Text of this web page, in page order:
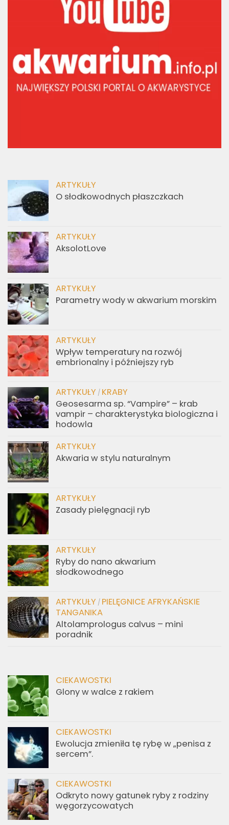
ARTYKUŁY
O słodkowodnych płaszczkach
ARTYKUŁY
AksolotLove
ARTYKUŁY
Parametry wody w akwarium morskim
ARTYKUŁY
Wpływ temperatury na rozwój
embrionalny i późniejszy ryb
ARTYKUŁY / KRABY
Geosesarma sp. “Vampire” – krab
vampir – charakterystyka biologiczna i
hodowla
ARTYKUŁY
Akwaria w stylu naturalnym
ARTYKUŁY
Zasady pielęgnacji ryb
ARTYKUŁY
Ryby do nano akwarium
słodkowodnego
ARTYKUŁY / PIELĘGNICE AFRYKAŃSKIE
TANGANIKA
Altolamprologus calvus – mini
poradnik
CIEKAWOSTKI
Glony w walce z rakiem
CIEKAWOSTKI
Ewolucja zmieniła tę rybę w „penisa z
sercem”.
CIEKAWOSTKI
Odkryto nowy gatunek ryby z rodziny
węgorzycowatych